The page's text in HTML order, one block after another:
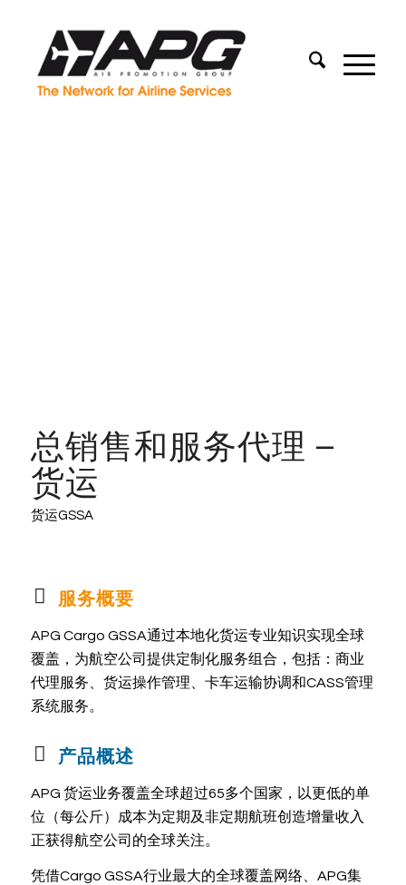
总销售和服务代理 –
货运
货运GSSA
服务概要
APG Cargo GSSA通过本地化货运专业知识实现全球
覆盖，为航空公司提供定制化服务组合，包括：商业
代理服务、货运操作管理、卡车运输协调和CASS管理
系统服务。
产品概述
APG 货运业务覆盖全球超过65多个国家，以更低的单
位（每公斤）成本为定期及非定期航班创造增量收入
正获得航空公司的全球关注。
凭借Cargo GSSA行业最大的全球覆盖网络、APG集